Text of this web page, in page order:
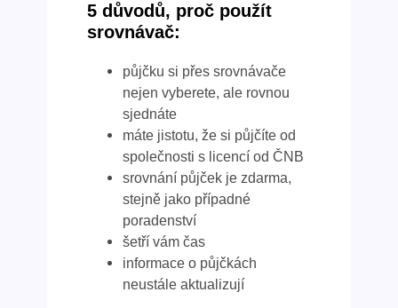
5 důvodů, proč použít
srovnávač:
půjčku si přes srovnávače
nejen vyberete, ale rovnou
sjednáte
máte jistotu, že si půjčíte od
společnosti s licencí od ČNB
srovnání půjček je zdarma,
stejně jako případné
poradenství
šetří vám čas
informace o půjčkách
neustále aktualizují